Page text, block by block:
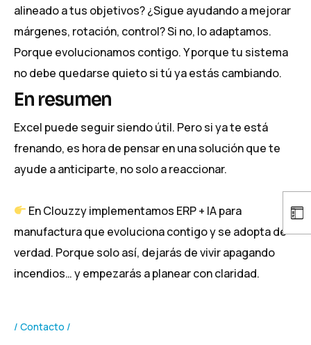
alineado a tus objetivos? ¿Sigue ayudando a mejorar
márgenes, rotación, control? Si no, lo adaptamos.
Porque evolucionamos contigo. Y porque tu sistema
no debe quedarse quieto si tú ya estás cambiando.
En resumen
Excel puede seguir siendo útil. Pero si ya te está
frenando, es hora de pensar en una solución que te
ayude a anticiparte, no solo a reaccionar.
En Clouzzy implementamos ERP + IA para
manufactura que evoluciona contigo y se adopta de
verdad. Porque solo así, dejarás de vivir apagando
incendios… y empezarás a planear con claridad.
Contacto